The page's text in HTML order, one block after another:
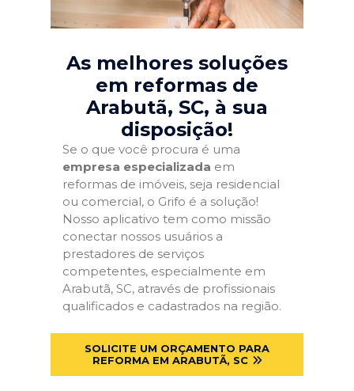
As melhores soluções
em reformas de
Arabutã, SC, à sua
disposição!
Se o que você procura é uma
empresa especializada em
reformas de imóveis, seja residencial
ou comercial, o Grifo é a solução!
Nosso aplicativo tem como missão
conectar nossos usuários a
prestadores de serviços
competentes, especialmente em
Arabutã, SC, através de profissionais
qualificados e cadastrados na região.
SOLICITE UM ORÇAMENTO PARA
REFORMA EM ARABUTÃ, SC